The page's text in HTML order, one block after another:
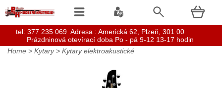
Home > Kytary> Kytary elektroakustické
tel: 377 235 069 Adresa : Americká 62, Plzeň, 301 00
Prázdninová otevírací doba Po - pá 9-12 13-17 hodin